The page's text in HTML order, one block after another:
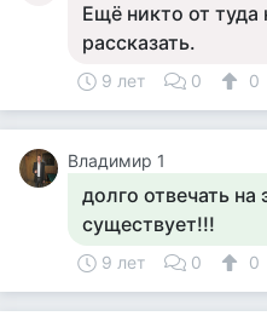
Ещё никто от туда
рассказать.
9 лет 0 0
Владимир 1
долго отвечать на
существует!!!
9 лет 0 0